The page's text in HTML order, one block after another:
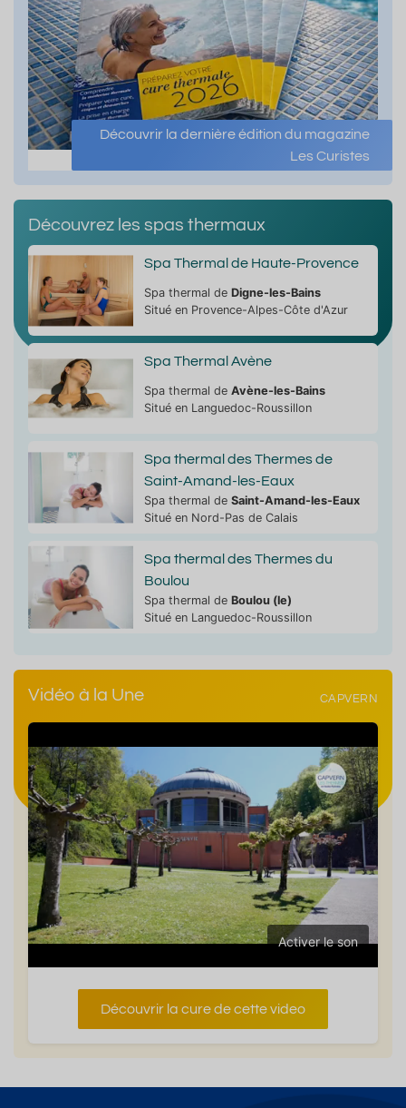
Découvrir la dernière édition du magazine
Les Curistes
Découvrez les spas thermaux
Spa Thermal de Haute-Provence
Spa thermal de Digne-les-Bains
Situé en Provence-Alpes-Côte d'Azur
Spa Thermal Avène
Spa thermal de Avène-les-Bains
Situé en Languedoc-Roussillon
Spa thermal des Thermes de
Saint-Amand-les-Eaux
Spa thermal de Saint-Amand-les-Eaux
Situé en Nord-Pas de Calais
Spa thermal des Thermes du
Boulou
Spa thermal de Boulou (le)
Situé en Languedoc-Roussillon
Vidéo à la Une CAPVERN
Activer le son
Découvrir la cure de cette video